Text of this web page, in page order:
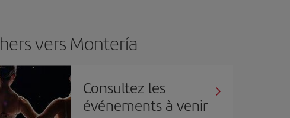
vers Montería
Consultez les
événements à venir